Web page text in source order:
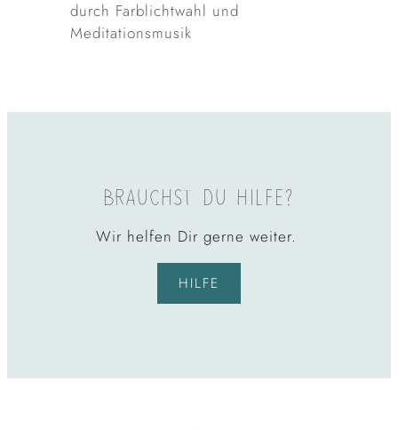
durch Farblichtwahl und
Meditationsmusik
BRAUCHST DU HILFE?
Wir helfen Dir gerne weiter.
HILFE